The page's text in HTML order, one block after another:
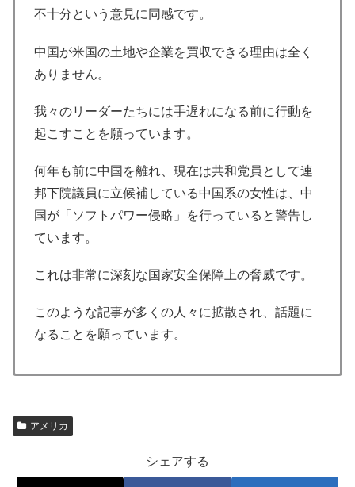
不十分という意見に同感です。
中国が米国の土地や企業を買収できる理由は全く
ありません。
我々のリーダーたちには手遅れになる前に行動を
起こすことを願っています。
何年も前に中国を離れ、現在は共和党員として連
邦下院議員に立候補している中国系の女性は、中
国が「ソフトパワー侵略」を行っていると警告し
ています。
これは非常に深刻な国家安全保障上の脅威です。
このような記事が多くの人々に拡散され、話題に
なることを願っています。
アメリカ
シェアする